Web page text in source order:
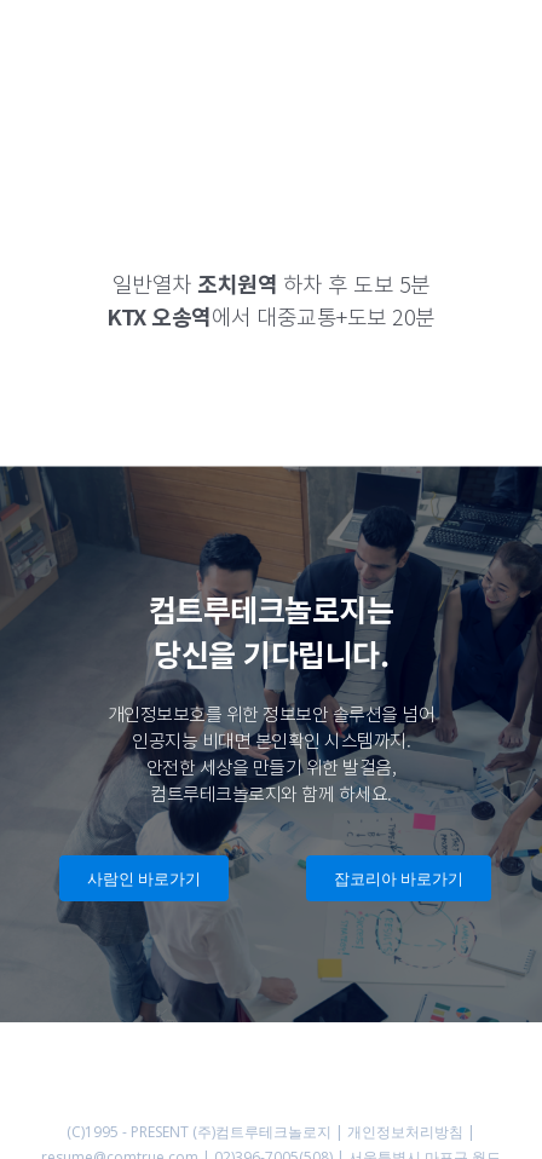
일반열차 조치원역 하차 후 도보 5분
KTX 오송역에서 대중교통+도보 20분
컴트루테크놀로지는
당신을 기다립니다.
개인정보보호를 위한 정보보안 솔루션을 넘어
인공지능 비대면 본인확인 시스템까지.
안전한 세상을 만들기 위한 발걸음,
컴트루테크놀로지와 함께 하세요.
사람인 바로가기 잡코리아 바로가기
(C)1995 - PRESENT (주)컴트루테크놀로지 | 개인정보처리방침 |